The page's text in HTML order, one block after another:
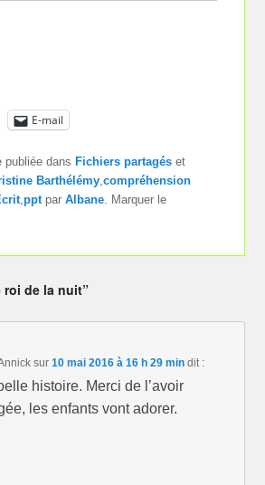
E-mail
publiée dans Fichiers partagés et
Barthélémy,compréhension
,pptparAlbane. Marquer le
roi de la nuit”
sur10 mai 2016 à 16 h 29 min dit :
histoire. Merci de l’avoir
les enfants vont adorer.